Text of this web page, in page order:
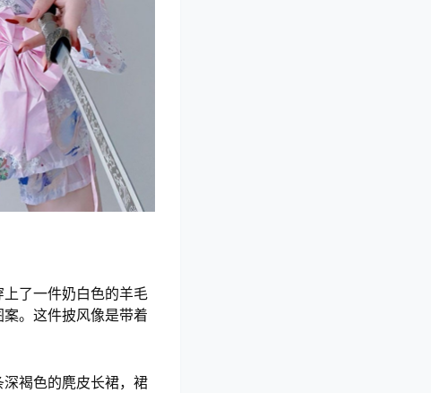
了一件奶白色的羊毛
。这件披风像是带着
褐色的麂皮长裙，裙